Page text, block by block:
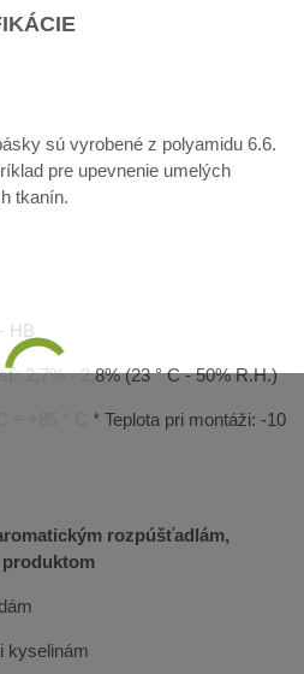
sú vyrobené z polyamidu 6.6.
pre upevnenie umelých
tkanín.
HB
2,7% - 2,8% (23 ° C - 50% R.H.)
÷ +85 ° C * Teplota pri montáži: -10
rozpúšťadlám,
kyselinám